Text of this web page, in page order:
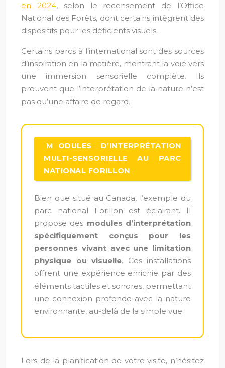
en 2024, selon le recensement de l’Office
National des Forêts, dont certains intègrent des
dispositifs pour les déficients visuels.
Certains parcs à l’international sont des sources
d’inspiration en la matière, montrant la voie vers
une immersion sensorielle complète. Ils
prouvent que l’interprétation de la nature n’est
pas qu’une affaire de regard.
MODULES D’INTERPRÉTATION
MULTI-SENSORIELLE AU PARC
NATIONAL FORILLON
Bien que situé au Canada, l’exemple du
parc national Forillon est éclairant. Il
propose des modules d’interprétation
spécifiquement conçus pour les
personnes vivant avec une limitation
physique ou visuelle. Ces installations
offrent une expérience enrichie par des
éléments tactiles et sonores, permettant
une connexion profonde avec la nature
environnante, au-delà de la simple vue.
Lors de la planification de votre visite, n’hésitez